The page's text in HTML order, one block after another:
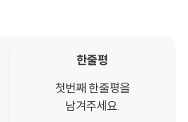
제작되는 경우가 있습니다. 턴테이
다. 단, 재생에 이상이 있는 경우에는
다
한줄평
첫번째 한줄평을
남겨주세요.